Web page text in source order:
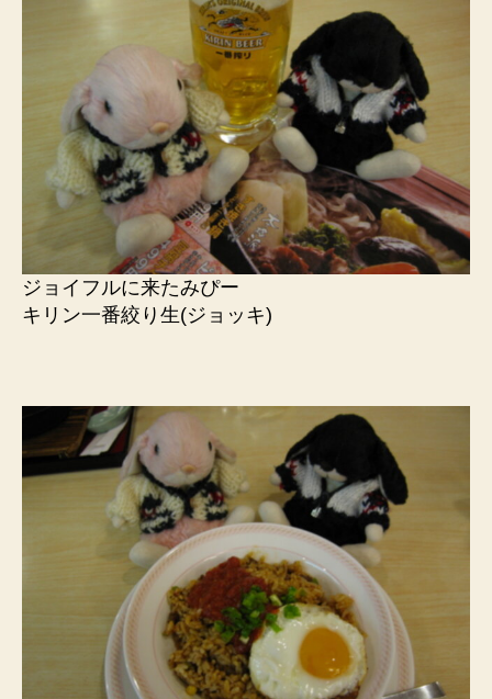
ジョイフルに来たみぴー
キリン一番絞り生(ジョッキ)